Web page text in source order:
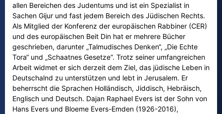
allen Bereichen des Judentums und ist ein Spezialist in
Sachen Gijur und fast jedem Bereich des Jüdischen Rechts.
Als Mitglied der Konferenz der europäischen Rabbiner (CER)
und des europäischen Beit Din hat er mehrere Bücher
geschrieben, darunter „Talmudisches Denken“, „Die Echte
Tora“ und „Schaatnes Gesetze“. Trotz seiner umfangreichen
Arbeit widmet er sich derzeit dem Ziel, das jüdische Leben in
Deutschalnd zu unterstützen und lebt in Jerusalem. Er
beherrscht die Sprachen Holländisch, Jiddisch, Hebräisch,
Englisch und Deutsch. Dajan Raphael Evers ist der Sohn von
Hans Evers und Bloeme Evers-Emden (1926-2016),